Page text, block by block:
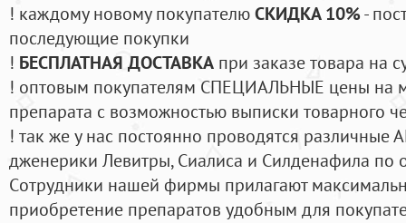
! каждому новому покупателюСКИДКА 10%-
последующие покупки
! БЕСПЛАТНАЯ ДОСТАВКА при заказе товара на
! оптовым покупателям СПЕЦИАЛЬНЫЕ цены на
препарата с возможностью выписки товарного
! так же у нас постоянно проводятся
дженерики Левитры, Сиалиса и Силденафила по
Cотрудники нашей фирмы прилагают
приобретение препаратов удобным для